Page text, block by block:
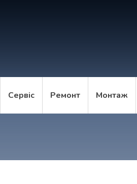
Сервіс Ремонт Монтаж